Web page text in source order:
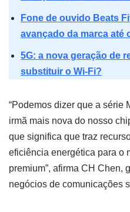
Fone de ouvido Beats
avançado da marca até
5G: a nova geração de
substituir o Wi-Fi?
“Podemos dizer que a série
irmã mais nova do nosso
que significa que traz
eficiência energética para o
premium”, afirma CH Chen,
negócios de comunicações